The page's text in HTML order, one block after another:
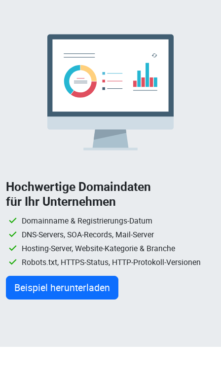
Hochwertige Domaindaten
für Ihr Unternehmen
Domainname & Registrierungs-Datum
DNS-Servers, SOA-Records, Mail-Server
Hosting-Server, Website-Kategorie & Branche
Robots.txt, HTTPS-Status, HTTP-Protokoll-Versionen
Beispiel herunterladen